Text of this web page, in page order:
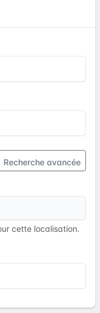
Recherche avancée
cette localisation.